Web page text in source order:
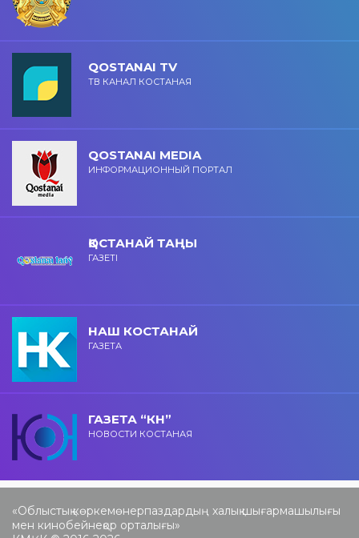
QOSTANAI TV
ТВ КАНАЛ КОСТАНАЯ
QOSTANAI MEDIA
ИНФОРМАЦИОННЫЙ ПОРТАЛ
ҚОСТАНАЙ ТАҢЫ
ГАЗЕТІ
НАШ КОСТАНАЙ
ГАЗЕТА
ГАЗЕТА “КН”
НОВОСТИ КОСТАНАЯ
«Облыстық көркемөнерпаздардың халық шығармашылығы
мен кинобейнеқор орталығы»